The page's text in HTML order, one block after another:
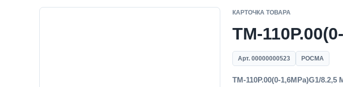
КАРТОЧКА ТОВАРА
ТМ-
Арт. 00000000523 РОСМА
ТМ-110Р.00(0-1,6MPa)G1/